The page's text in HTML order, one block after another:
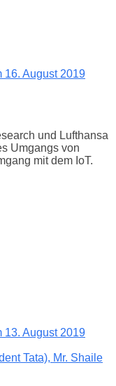
16. August 2019
und Lufthansa
Umgangs von
mit dem IoT.
13. August 2019